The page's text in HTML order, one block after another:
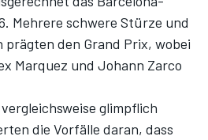
Mehrere schwere Stürze und
den Grand Prix, wobei
Marquez und Johann Zarco
glimpflich
die Vorfälle daran, dass